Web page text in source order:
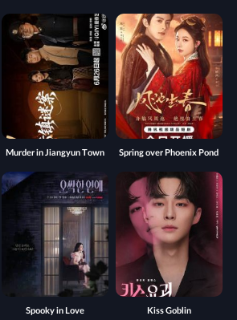
Spring over Phoenix Pond
Murder in Jiangyun Town
Kiss Goblin
Spooky in Love